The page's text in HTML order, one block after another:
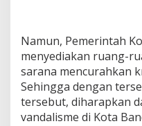
Namun, Pemerintah
menyediakan ruang-
sarana mencurahkan
Sehingga dengan
tersebut, diharapkan
vandalisme di Kota